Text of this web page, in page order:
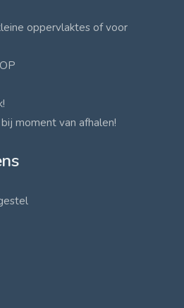
oppervlaktes of voor
moment van afhalen!